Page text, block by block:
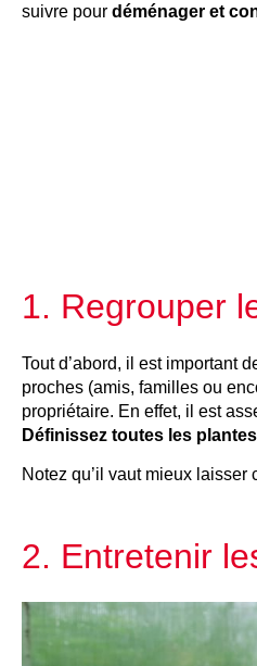
suivre pour déménager et
1. Regrouper
Tout d’abord, il est important
proches (amis, familles ou
propriétaire. En effet, il est
Définissez toutes les
Notez qu’il vaut mieux
2. Entretenir